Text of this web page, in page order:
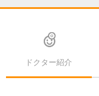
ドクター紹介